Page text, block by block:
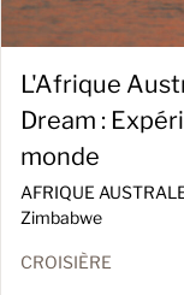
L'Afrique
Dream :
monde
AFRIQUE
Zimbabwe
CROISIÈRE